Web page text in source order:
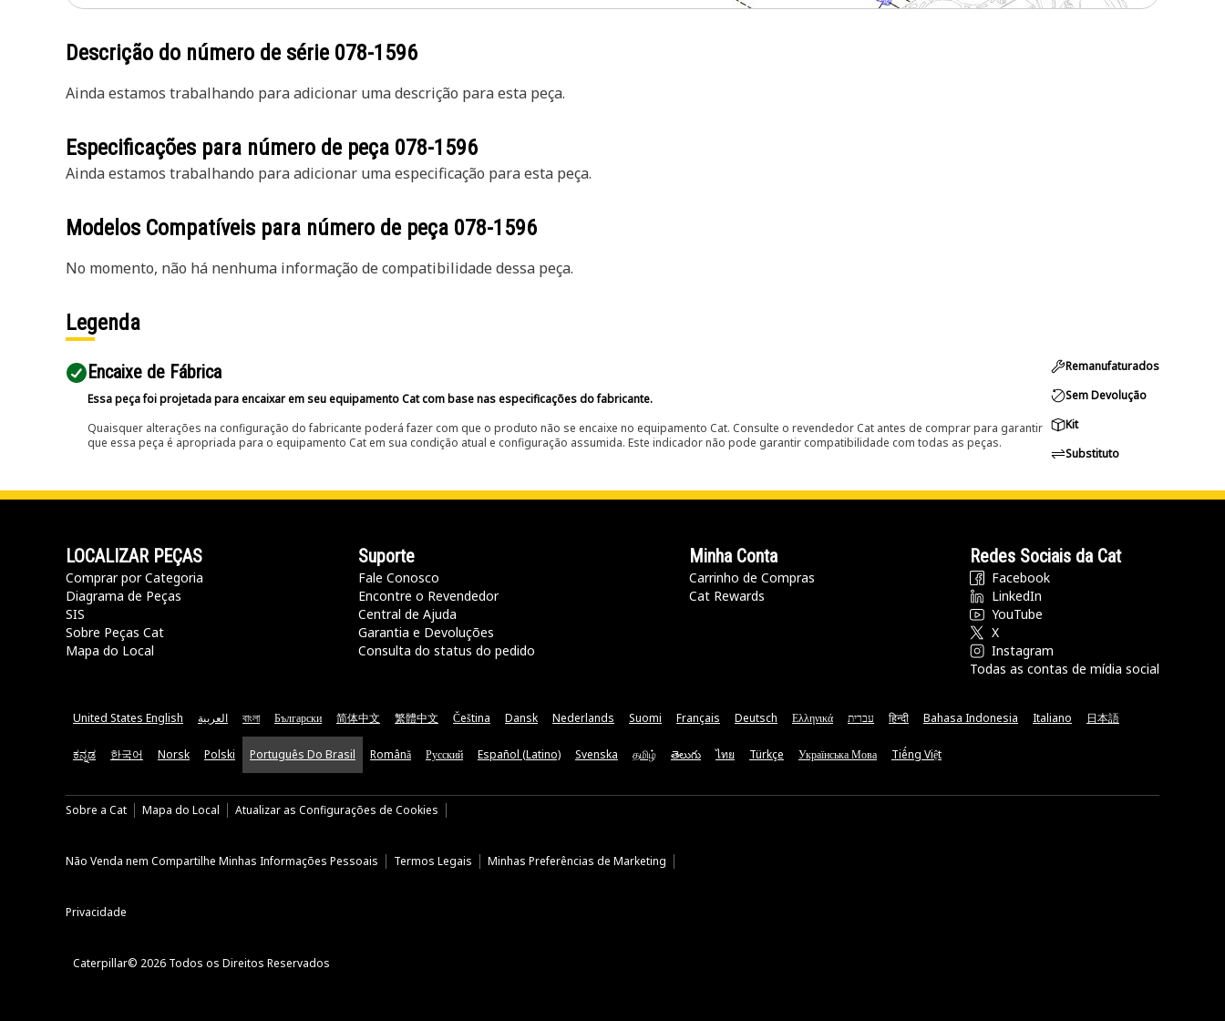
Descrição do número de série 078-1596
Ainda estamos trabalhando para adicionar uma descrição para esta peça.
Especificações para número de peça 078-1596
Ainda estamos trabalhando para adicionar uma especificação para esta peça.
Modelos Compatíveis para número de peça 078-1596
No momento, não há nenhuma informação de compatibilidade dessa peça.
Legenda
Encaixe de Fábrica
Essa peça foi projetada para encaixar em seu equipamento Cat com base nas especificações do fabricante.
Quaisquer alterações na configuração do fabricante poderá fazer com que o produto não se encaixe no equipamento Cat. Consulte o revendedor Cat antes de comprar para garantir
que essa peça é apropriada para o equipamento Cat em sua condição atual e configuração assumida. Este indicador não pode garantir compatibilidade com todas as peças.
Remanufaturados
Sem Devolução
Kit
Substituto
LOCALIZAR PEÇAS
Comprar por Categoria
Diagrama de Peças
SIS
Sobre Peças Cat
Mapa do Local
Suporte
Fale Conosco
Encontre o Revendedor
Central de Ajuda
Garantia e Devoluções
Consulta do status do pedido
Minha Conta
Carrinho de Compras
Cat Rewards
Redes Sociais da Cat
Facebook
LinkedIn
YouTube
X
Instagram
Todas as contas de mídia social
United States English العربية বাংলা Български 简体中文 繁體中文 Čeština Dansk Nederlands Suomi Français Deutsch Ελληνικά עברית हिन्दी Bahasa Indonesia Italiano 日本語
ಕನ್ನಡ 한국어 Norsk Polski Português Do Brasil Română Русский Español (Latino) Svenska தமிழ் తెలుగు ไทย Türkçe Українська Мова Tiếng Việt
Sobre a Cat Mapa do Local Atualizar as Configurações de Cookies
Não Venda nem Compartilhe Minhas Informações Pessoais Termos Legais Minhas Preferências de Marketing
Privacidade
Caterpillar© 2026 Todos os Direitos Reservados